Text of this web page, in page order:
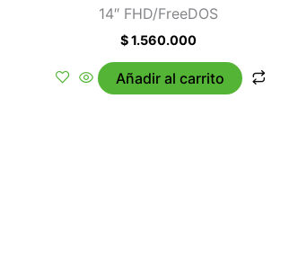
14″ FHD/FreeDOS
$1.560.000
Añadir al carrito